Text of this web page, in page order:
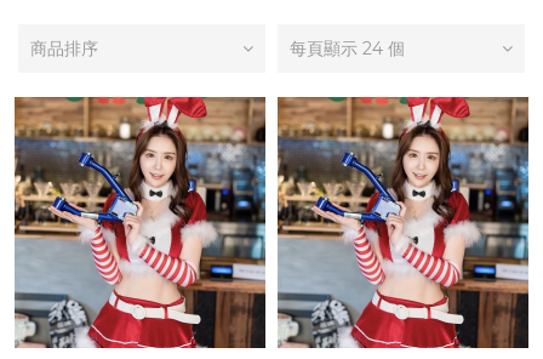
商品排序 每頁顯示 24 個